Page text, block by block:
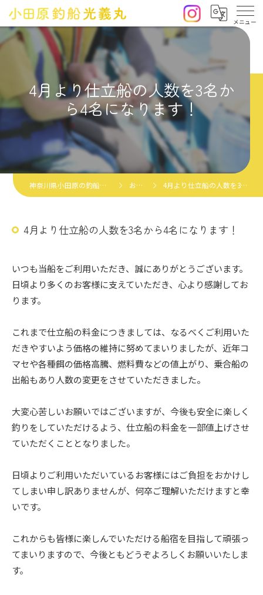
4月より仕立船の人数を3名か
ら4名になります！
神奈川県小田原の釣船なら小田原釣船光義丸 お知らせ 4月より仕立船の人数を3名から4名になります！
4月より仕立船の人数を3名から4名になります！
いつも当船をご利用いただき、誠にありがとうございます。
日頃より多くのお客様に支えていただき、心より感謝してお
ります。
これまで仕立船の料金につきましては、なるべくご利用いた
だきやすいよう価格の維持に努めてまいりましたが、近年コ
マセや各種餌の価格高騰、燃料費などの値上がり、乗合船の
出船もあり人数の変更をさせていただきました。
大変心苦しいお願いではございますが、今後も安全に楽しく
釣りをしていただけるよう、仕立船の料金を一部値上げさせ
ていただくこととなりました。
日頃よりご利用いただいているお客様にはご負担をおかけし
てしまい申し訳ありませんが、何卒ご理解いただけますと幸
いです。
これからも皆様に楽しんでいただける船宿を目指して頑張っ
てまいりますので、今後ともどうぞよろしくお願いいたしま
す。